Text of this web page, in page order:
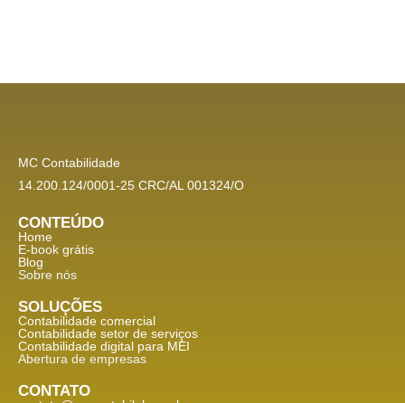
MC Contabilidade
14.200.124/0001-25 CRC/AL 001324/O
CONTEÚDO
Home
E-book grátis
Blog
Sobre nós
SOLUÇÕES
Contabilidade comercial
Contabilidade setor de serviços
Contabilidade digital para MEI
Abertura de empresas
CONTATO